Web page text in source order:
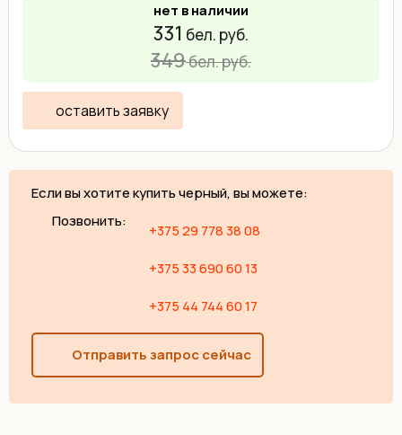
нет в наличии
331 бел. руб.
349бел. руб.
оставить заявку
Если вы хотите купить черный, вы можете:
Позвонить:
+375 29 778 38 08
+375 33 690 60 13
+375 44 744 60 17
Отправить запрос сейчас